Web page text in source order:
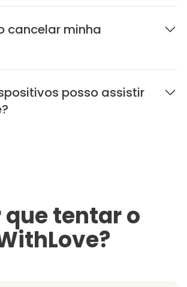
cancelar minha
posso assistir
que tentar o